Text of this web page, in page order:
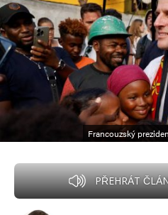
Francouzský
PŘEHRÁT